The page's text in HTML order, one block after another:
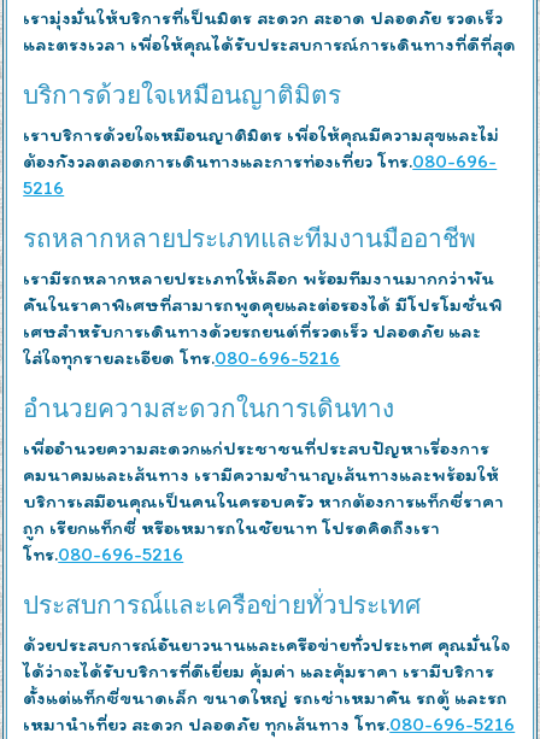
เรามุ่งมั่นให้บริการที่เป็นมิตร สะดวก สะอาด ปลอดภัย รวดเร็ว
และตรงเวลา เพื่อให้คุณได้รับประสบการณ์การเดินทางที่ดีที่สุด
บริการด้วยใจเหมือนญาติมิตร
เราบริการด้วยใจเหมือนญาติมิตร เพื่อให้คุณมีความสุขและไม่
ต้องกังวลตลอดการเดินทางและการท่องเที่ยว โทร.080-696-
5216
รถหลากหลายประเภทและทีมงานมืออาชีพ
เรามีรถหลากหลายประเภทให้เลือก พร้อมทีมงานมากกว่าพัน
คันในราคาพิเศษที่สามารถพูดคุยและต่อรองได้ มีโปรโมชั่นพิ
เศษสำหรับการเดินทางด้วยรถยนต์ที่รวดเร็ว ปลอดภัย และ
ใส่ใจทุกรายละเอียด โทร.080-696-5216
อำนวยความสะดวกในการเดินทาง
เพื่ออำนวยความสะดวกแก่ประชาชนที่ประสบปัญหาเรื่องการ
คมนาคมและเส้นทาง เรามีความชำนาญเส้นทางและพร้อมให้
บริการเสมือนคุณเป็นคนในครอบครัว หากต้องการแท็กซี่ราคา
ถูก เรียกแท็กซี่ หรือเหมารถในชัยนาท โปรดคิดถึงเรา
โทร.080-696-5216
ประสบการณ์และเครือข่ายทั่วประเทศ
ด้วยประสบการณ์อันยาวนานและเครือข่ายทั่วประเทศ คุณมั่นใจ
ได้ว่าจะได้รับบริการที่ดีเยี่ยม คุ้มค่า และคุ้มราคา เรามีบริการ
ตั้งแต่แท็กซี่ขนาดเล็ก ขนาดใหญ่ รถเช่าเหมาคัน รถตู้ และรถ
เหมานำเที่ยว สะดวก ปลอดภัย ทุกเส้นทาง โทร.080-696-5216